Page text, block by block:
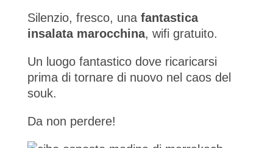
Silenzio, fresco, una fantastica
insalata marocchina, wifi gratuito.
Un luogo fantastico dove ricaricarsi
prima di tornare di nuovo nel caos del
souk.
Da non perdere!